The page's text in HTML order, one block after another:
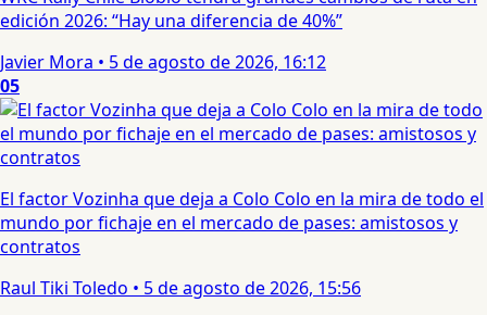
edición 2026: “Hay una diferencia de 40%”
Javier Mora • 5 de agosto de 2026, 16:12
05
El factor Vozinha que deja a Colo Colo en la mira de todo el
mundo por fichaje en el mercado de pases: amistosos y
contratos
Raul Tiki Toledo • 5 de agosto de 2026, 15:56